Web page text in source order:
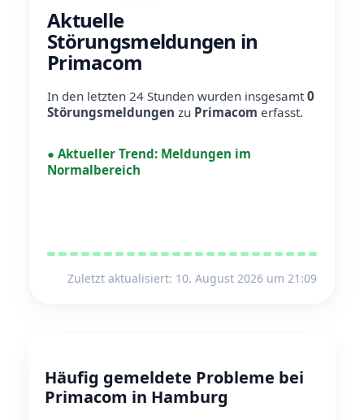
Aktuelle
Störungsmeldungen in
Primacom
In den letzten 24 Stunden wurden insgesamt0
Störungsmeldungen zu Primacom erfasst.
● Aktueller Trend: Meldungen im
Normalbereich
Zuletzt aktualisiert: 10. August 2026 um 21:09
Häufig gemeldete Probleme bei
Primacom in Hamburg